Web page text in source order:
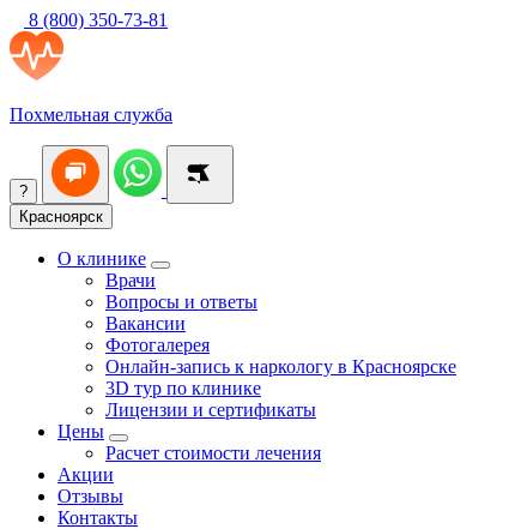
8 (800) 350-73-81
Похмельная служба
?
Красноярск
О клинике
Врачи
Вопросы и ответы
Вакансии
Фотогалерея
Онлайн-запись к наркологу в Красноярске
3D тур по клинике
Лицензии и сертификаты
Цены
Расчет стоимости лечения
Акции
Отзывы
Контакты